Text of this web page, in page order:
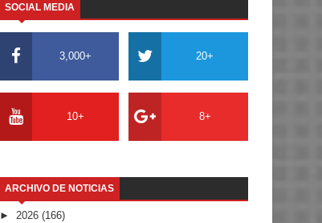
SOCIAL MEDIA
3,000+ 20+
10+ 8+
ARCHIVO DE NOTICIAS
► 2026 (166)